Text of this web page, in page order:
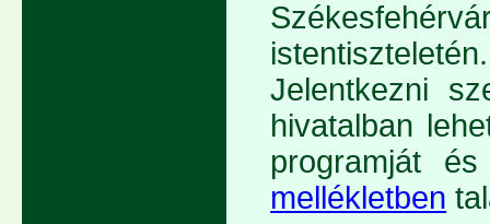
Jelentkezni
hivatalban
programját
mellékletben